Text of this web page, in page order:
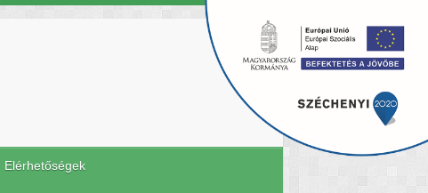
Elérhetőségek